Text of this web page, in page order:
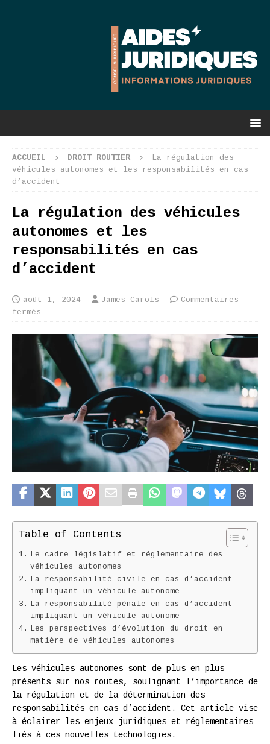
ACCUEIL DROIT ROUTIER
La régulation des
véhicules autonomes et les responsabilités en cas
d’accident
La régulation des véhicules
autonomes et les
responsabilités en cas
d’accident
août 1, 2024 James Carols
Commentaires
fermés
Table of Contents
Le cadre législatif et réglementaire des
véhicules autonomes
La responsabilité civile en cas d’accident
impliquant un véhicule autonome
La responsabilité pénale en cas d’accident
impliquant un véhicule autonome
Les perspectives d’évolution du droit en
matière de véhicules autonomes
Les véhicules autonomes sont de plus en plus
présents sur nos routes, soulignant l’importance de
la régulation et de la détermination des
responsabilités en cas d’accident. Cet article vise
à éclairer les enjeux juridiques et réglementaires
liés à ces nouvelles technologies.